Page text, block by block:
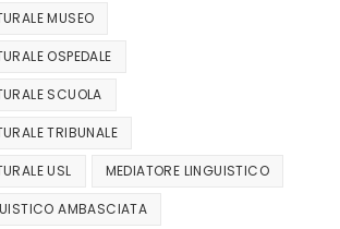
MUSEO
OSPEDALE
SCUOLA
TRIBUNALE
USL MEDIATORE LINGUISTICO
AMBASCIATA